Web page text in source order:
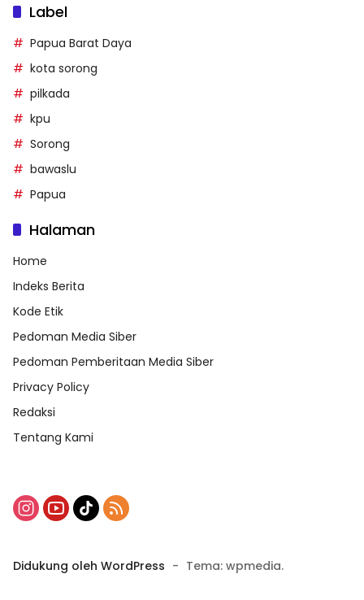
Label
Papua Barat Daya
kota sorong
pilkada
kpu
Sorong
bawaslu
Papua
Halaman
Home
Indeks Berita
Kode Etik
Pedoman Media Siber
Pedoman Pemberitaan Media Siber
Privacy Policy
Redaksi
Tentang Kami
Didukung oleh WordPress - Tema: wpmedia.